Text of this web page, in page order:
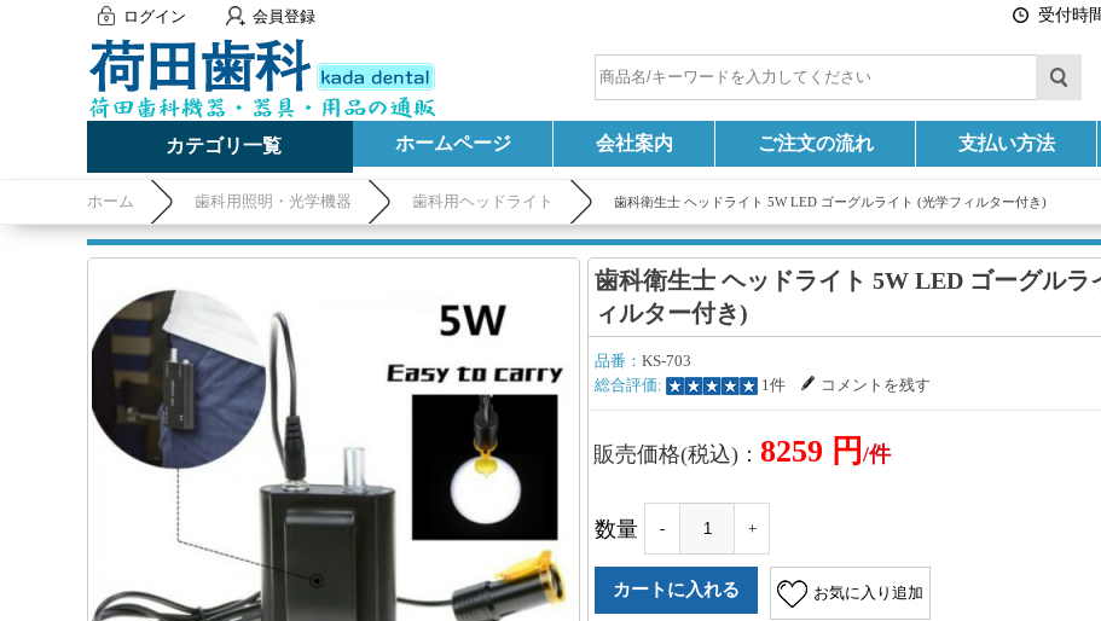
ログイン 会員登録 受付時
カテゴリ一覧 ホームページ 会社案内 ご注文の流れ 支払い方法
ホーム 歯科用照明・光学機器 歯科用ヘッドライト 歯科衛生士 ヘッドライト 5W LED ゴーグルライト (光学フィルター付き)
歯科衛生士 ヘッドライト 5W LED ゴーグルラ
ィルター付き)
品番： KS-703
総合評価:
1件 コメントを残す
販売価格(税込)： 8259 円 /件
数量 - +
お気に入り追加